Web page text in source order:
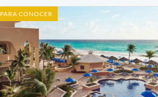
PARA CONOCER